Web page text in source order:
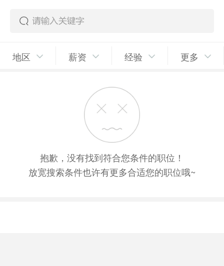
地区 薪资 经验 更多
抱歉，没有找到符合您条件的职位！
放宽搜索条件也许有更多合适您的职位哦~